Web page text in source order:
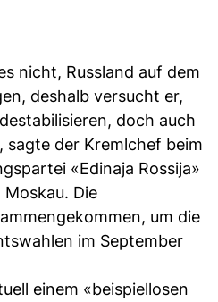
nicht, Russland auf dem
deshalb versucht er,
doch auch
sagte der Kremlchef beim
«Edinaja Rossija»
Moskau. Die
um die
im September
einem «beispiellosen